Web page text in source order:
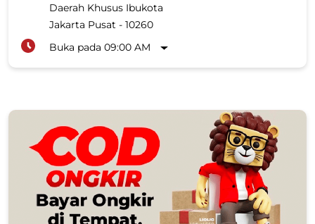
Daerah Khusus Ibukota
Jakarta Pusat - 10260
Buka pada 09:00 AM